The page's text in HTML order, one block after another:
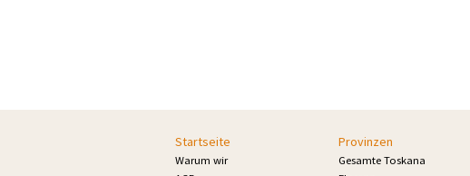
Startseite
Warum wir
Provinzen
Gesamte Toskana